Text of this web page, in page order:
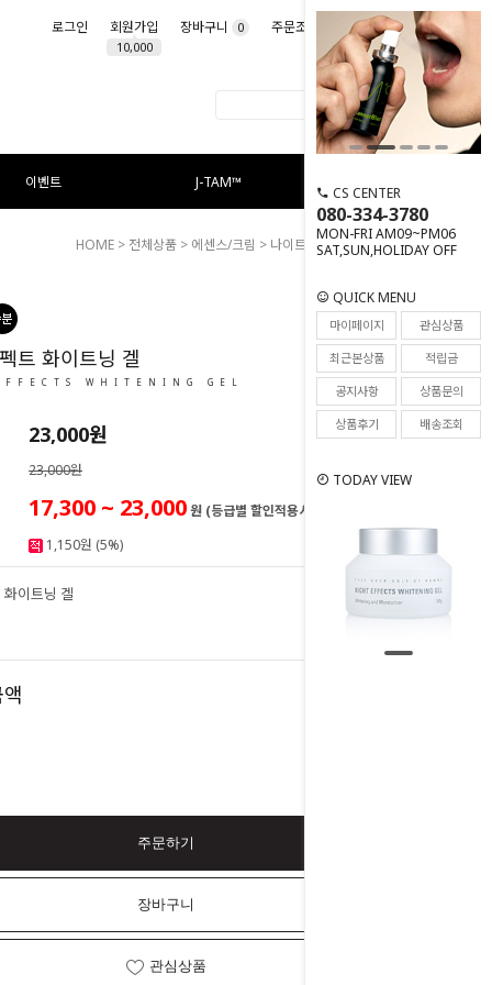
로그인 회원가입
10,000
장바구니 0 주문조회 마이페이지
이벤트 J-TAM™
CS CENTER
080-334-3780
MON-FRI AM09~PM06
SAT,SUN,HOLIDAY OFF
QUICK MENU
마이페이지
관심상품
최근본상품
적립금
공지사항
상품문의
상품후기
배송조회
TODAY VIEW
HOME > 전체상품 > 에센스/크림 > 나이트 이펙트 화이트닝 겔
212
트 화이트닝 겔
WHITENING GEL
23,000원
23,000원
17,300 ~ 23,000원 (등급별 할인적용시)
1,150원 (5%)
이트닝 겔
23,000원
주문하기
장바구니
관심상품